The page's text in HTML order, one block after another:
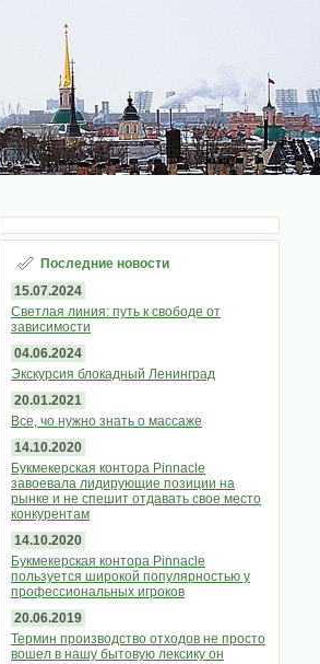
Последние новости
15.07.2024
Светлая линия: путь к свободе от
зависимости
04.06.2024
Экскурсия блокадный Ленинград
20.01.2021
Все, чо нужно знать о массаже
14.10.2020
Букмекерская контора Pinnacle
завоевала лидирующие позиции на
рынке и не спешит отдавать свое место
конкурентам
14.10.2020
Букмекерская контора Pinnacle
пользуется широкой популярностью у
профессиональных игроков
20.06.2019
Термин производство отходов не просто
вошел в нашу бытовую лексику он